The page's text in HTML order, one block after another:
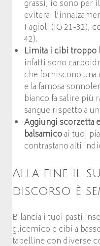
grassi, io sono per
eviterai
Fagioli (IG 21-32),
42).
Limita i cibi troppo
infatti sono
che forniscono una
e la famosa
bianco fa salire più
sangue rispetto a
Aggiungi scorzetta
balsamicoai tuoi
contrastano alti
Alla fine il
discorso è
Bilancia i tuoi pasti
glicemico e cibi a
tabelline con diverse